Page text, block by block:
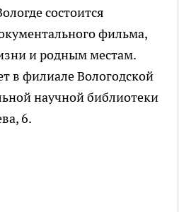
состоится
фильма,
и родным местам.
в филиале Вологодской
научной библиотеки
6.